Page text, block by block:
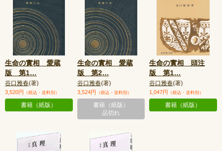
生命の實相 愛蔵
版 第1…
谷口雅春(著)
3,520円 （税込・送料別）
書籍（紙版）
生命の實相 愛蔵
版 第2…
谷口雅春(著)
3,524円 （税込・送料別）
書籍（紙版）
品切れ
生命の實相 頭注
版 第1…
谷口雅春(著)
1,047円 （税込・送料別）
書籍（紙版）